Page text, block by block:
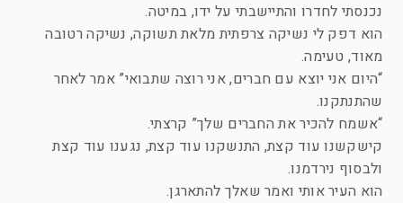
נכנסתי לחדרו והתיישבתי על ידו, במיטה.
הוא דפק לי נשיקה צרפתית מלאת תשוקה, נשיקה רטובה
מאוד, טעימה.
“היום אני יוצא עם חברים, אני רוצה שתבואי” אמר לאחר
שהתנתקנו.
“אשמח להכיר את החברים שלך” קרצתי.
קישקשנו עוד קצת, התנשקנו עוד קצת, נגענו עוד קצת
ולבסוף נירדמנו.
הוא העיר אותי ואמר שאלך להתארגן.